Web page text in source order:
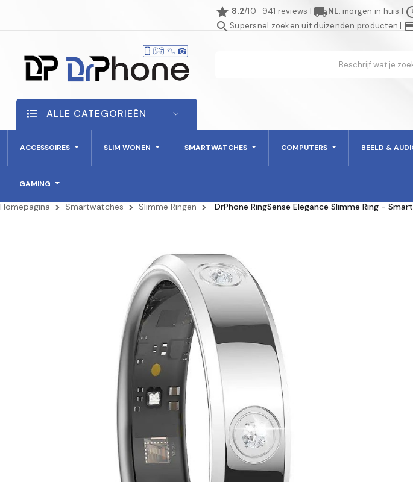
star 8.2/10 · 941 reviews | local_shippingNL: morgen in huis |
searchSupersnel zoeken uit duizenden producten |
ALLE CATEGORIEËN
ACCESSOIRES SLIM WONEN SMARTWATCHES COMPUTERS BEELD &
GAMING
Homepagina Smartwatches Slimme Ringen DrPhone RingSense Elegance Slimme Ring -